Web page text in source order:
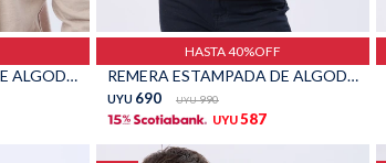
REMERA ESTAMPADA DE ALGODÓN - Beige
HASTA 40%OFF
REMERA ESTAMPADA DE ALGODÓN - Rosado
UYU 690 UYU 990
UYU 587